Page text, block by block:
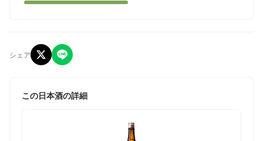
シェア
この日本酒の詳細